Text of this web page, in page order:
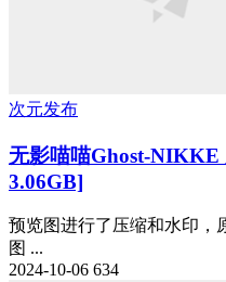
次元发布
无影喵喵Ghost-NIKKE
3.06GB]
预览图进行了压缩和水印，
图 ...
2024-10-06 634